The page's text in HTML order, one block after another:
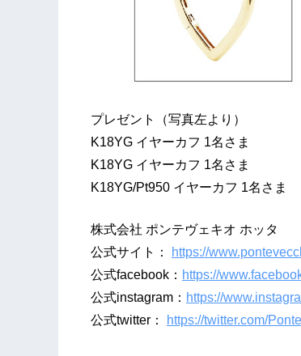
プレゼント（写真左より）
K18YG イヤーカフ 1名さま
K18YG イヤーカフ 1名さま
K18YG/Pt950 イヤーカフ 1名さま
株式会社 ポンテヴェキオ ホッタ
公式サイト：
https://
公式facebook： https://
公式instagram： https://
公式twitter：
https://twitter.com/